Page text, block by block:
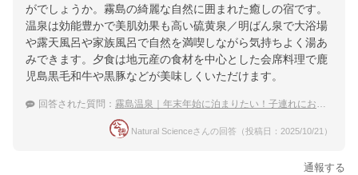
がでしょうか。霧島の綺麗な自然に囲まれた癒しの宿です。
温泉は効能豊かで美肌効果も高い硫黄泉／明ばん泉で大浴場
や露天風呂や家族風呂で自然を満喫しながら気持ちよく湯あ
みできます。夕食は地元産の食材を中心とした会席料理で鹿
児島黒毛和牛や黒豚などが美味しくいただけます。
回答された質問： 霧島温泉｜年末年始に泊まりたい！子連れにおすすめな穴場の宿は？
Natural Scienceさんの回答（投稿日：2025/10/21）
通報する